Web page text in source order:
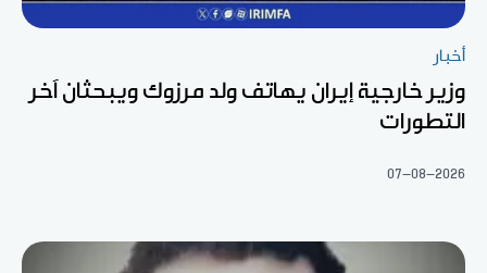
أخبار
وزير خارجية إيران يهاتف ولد مرزوك ويبحثان آخر
التطورات
07-08-2026